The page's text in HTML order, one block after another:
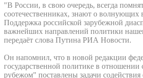
"В России, в свою очередь, всегда
соотечественниках, знают о волнующих
Поддержка российской зарубежной
важнейших направлений политики
передаёт слова Путина РИА Новости.
Он напомнил, что в новой редакции
государственной политике в отношении
рубежом" поставлены задачи